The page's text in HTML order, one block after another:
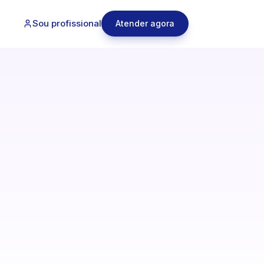
Sou profissional Atender agora